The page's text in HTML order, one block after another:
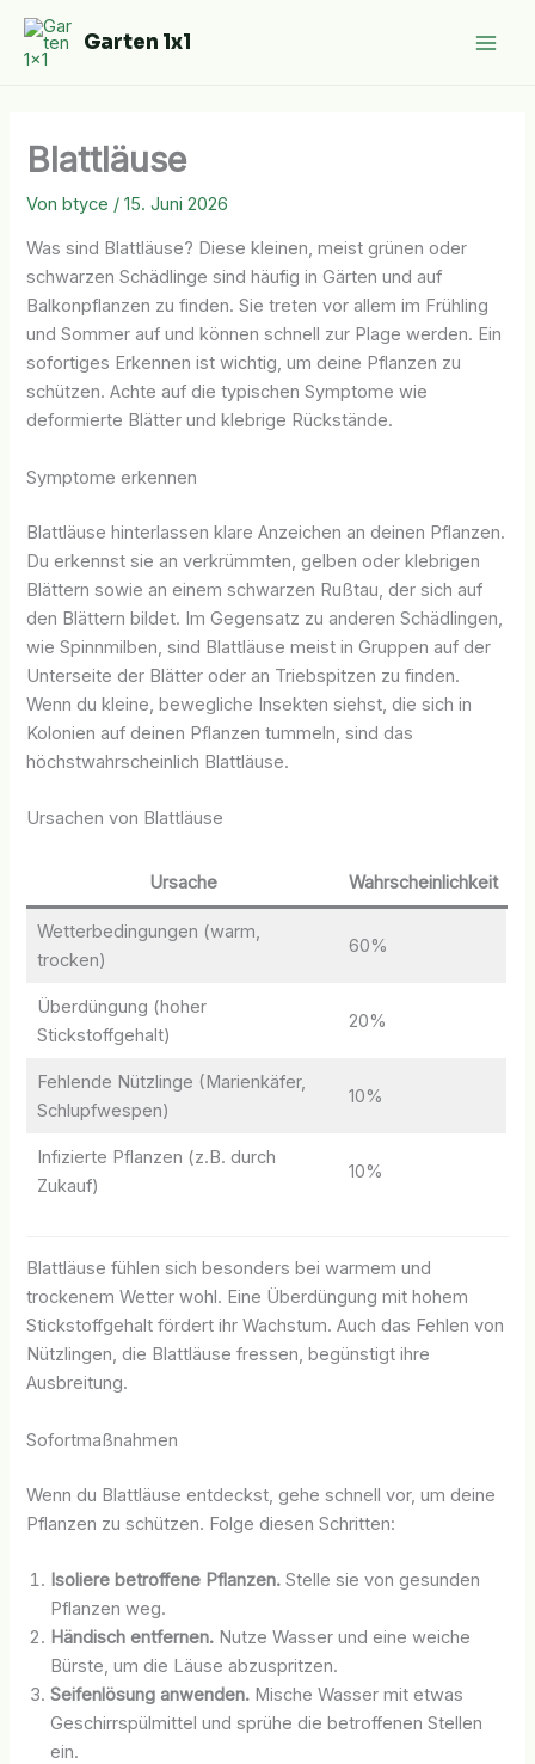
Zum
Inhalt
springen
Garten 1x1
Blattläuse
Vonbtyce /15. Juni 2026
Was sind Blattläuse? Diese kleinen, meist grünen oder
schwarzen Schädlinge sind häufig in Gärten und auf
Balkonpflanzen zu finden. Sie treten vor allem im Frühling
und Sommer auf und können schnell zur Plage werden. Ein
sofortiges Erkennen ist wichtig, um deine Pflanzen zu
schützen. Achte auf die typischen Symptome wie
deformierte Blätter und klebrige Rückstände.
Symptome erkennen
Blattläuse hinterlassen klare Anzeichen an deinen Pflanzen.
Du erkennst sie an verkrümmten, gelben oder klebrigen
Blättern sowie an einem schwarzen Rußtau, der sich auf
den Blättern bildet. Im Gegensatz zu anderen Schädlingen,
wie Spinnmilben, sind Blattläuse meist in Gruppen auf der
Unterseite der Blätter oder an Triebspitzen zu finden.
Wenn du kleine, bewegliche Insekten siehst, die sich in
Kolonien auf deinen Pflanzen tummeln, sind das
höchstwahrscheinlich Blattläuse.
Ursachen von Blattläuse
Ursache Wahrscheinlichkeit
Wetterbedingungen (warm,
trocken)
60%
Überdüngung (hoher
Stickstoffgehalt)
20%
Fehlende Nützlinge (Marienkäfer,
Schlupfwespen)
10%
Infizierte Pflanzen (z.B. durch
Zukauf)
10%
Blattläuse fühlen sich besonders bei warmem und
trockenem Wetter wohl. Eine Überdüngung mit hohem
Stickstoffgehalt fördert ihr Wachstum. Auch das Fehlen von
Nützlingen, die Blattläuse fressen, begünstigt ihre
Ausbreitung.
Sofortmaßnahmen
Wenn du Blattläuse entdeckst, gehe schnell vor, um deine
Pflanzen zu schützen. Folge diesen Schritten:
Isoliere betroffene Pflanzen. Stelle sie von gesunden
Pflanzen weg.
Händisch entfernen. Nutze Wasser und eine weiche
Bürste, um die Läuse abzuspritzen.
Seifenlösung anwenden. Mische Wasser mit etwas
Geschirrspülmittel und sprühe die betroffenen Stellen
ein.